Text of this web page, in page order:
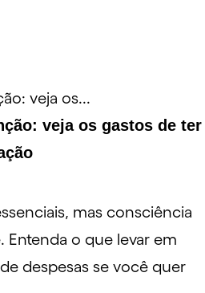
veja os...
veja os gastos de ter
mas consciência
Entenda o que levar em
despesas se você quer